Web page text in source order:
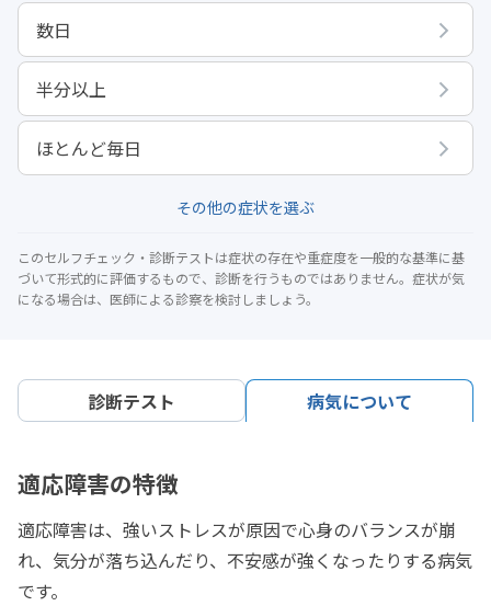
数日
半分以上
ほとんど毎日
その他の症状を選ぶ
このセルフチェック・診断テストは症状の存在や重症度を一般的な基準に基
づいて形式的に評価するもので、診断を行うものではありません。症状が気
になる場合は、医師による診察を検討しましょう。
診断テスト 病気について
適応障害の特徴
適応障害は、強いストレスが原因で心身のバランスが崩
れ、気分が落ち込んだり、不安感が強くなったりする病気
です。